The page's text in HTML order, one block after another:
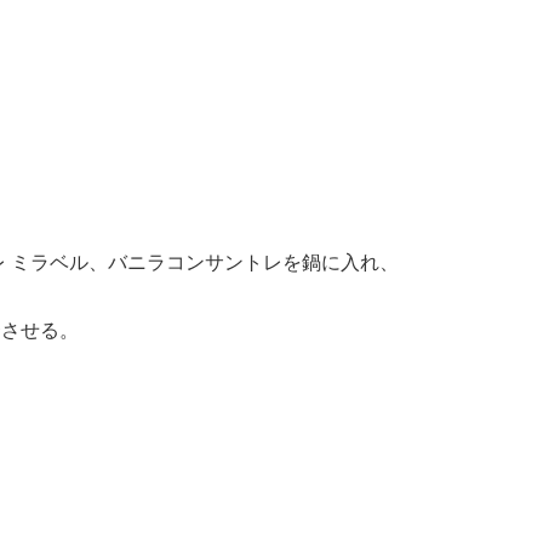
ラベル、バニラコンサントレを鍋に入れ、
せる。